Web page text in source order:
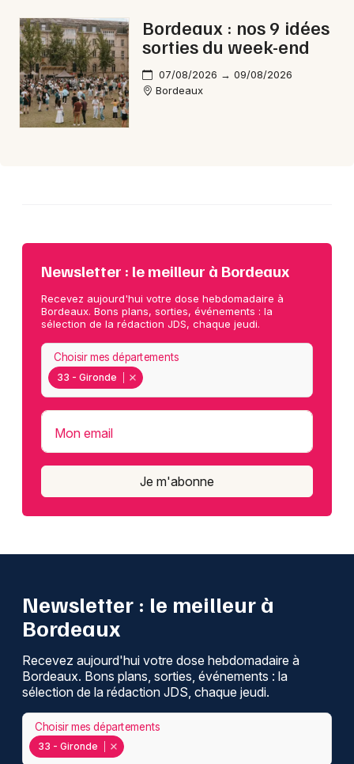
Mon email
Je m'abonne
Bordeaux : nos 9 idées
sorties du week-end
07/08/2026 → 09/08/2026
Bordeaux
Newsletter : le meilleur à Bordeaux
Recevez aujourd'hui votre dose hebdomadaire à
Bordeaux. Bons plans, sorties, événements : la
sélection de la rédaction JDS, chaque jeudi.
33 - Gironde
Choisir mes départements
Mon email
Je m'abonne
Newsletter : le meilleur à
Bordeaux
Recevez aujourd'hui votre dose hebdomadaire à
Bordeaux. Bons plans, sorties, événements : la
sélection de la rédaction JDS, chaque jeudi.
33 - Gironde
Choisir mes départements